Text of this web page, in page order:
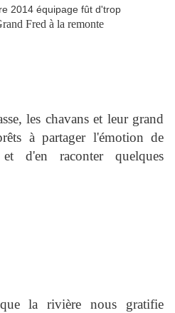
Fred à la remonte
les chavans et leur grand
à partager l'émotion de
d'en raconter quelques
la rivière nous gratifie